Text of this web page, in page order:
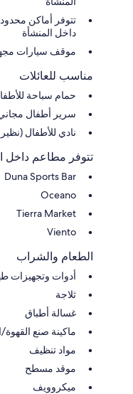
تتوفر أماكن
داخل المنشأة
موقف سيارات
مناسب للعائلات
حمام سباحة
سرير أطفال
نادي للأطفال
تتوفر مطاعم داخل
Duna Sports Bar
Oceano
Tierra Market
Viento
الطعام والشراب
أدوات وتجهيزات
ثلاجة
غسالة أطباق
ماكينة صنع
مواد تنظيف
موقد مسطح
ميكروويف